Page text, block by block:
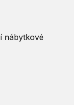
nábytkové